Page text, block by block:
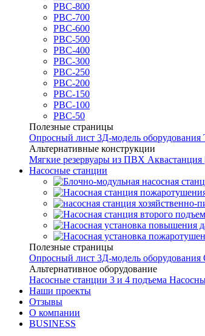
РВС-800
РВС-700
РВС-600
РВС-500
РВС-400
РВС-300
РВС-250
РВС-200
РВС-150
РВС-100
РВС-50
Полезные страницы
Опросный лист 3Д-модель оборудования
Альтернативные конструкции
Мягкие резервуары из ПВХ Аквастанция
Насосные станции
Полезные страницы
Опросный лист 3Д-модель оборудования
Альтернативное оборудование
Насосные станции 3 и 4 подъема
Наши проекты
Отзывы
О компании
BUSINESS